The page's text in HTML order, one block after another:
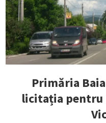
Primăria
licitația